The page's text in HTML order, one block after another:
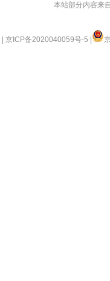
本站部分内容来
京ICP备2020040059号-5